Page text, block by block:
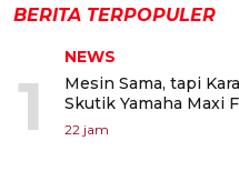
BERITA TERPOPULER
1
NEWS
Mesin Sama, tapi
Skutik Yamaha Maxi
22 jam